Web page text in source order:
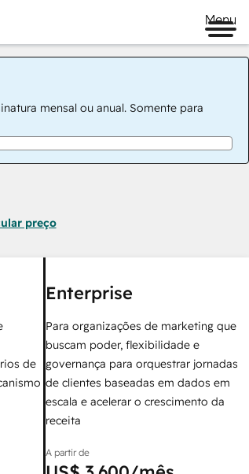
Menu
mensal ou anual. Somente para
preço
de
Enterprise
Para organizações de marketing que
buscam poder, flexibilidade e
governança para orquestrar jornadas
de clientes baseadas em dados em
escala e acelerar o crescimento da
receita
A partir de